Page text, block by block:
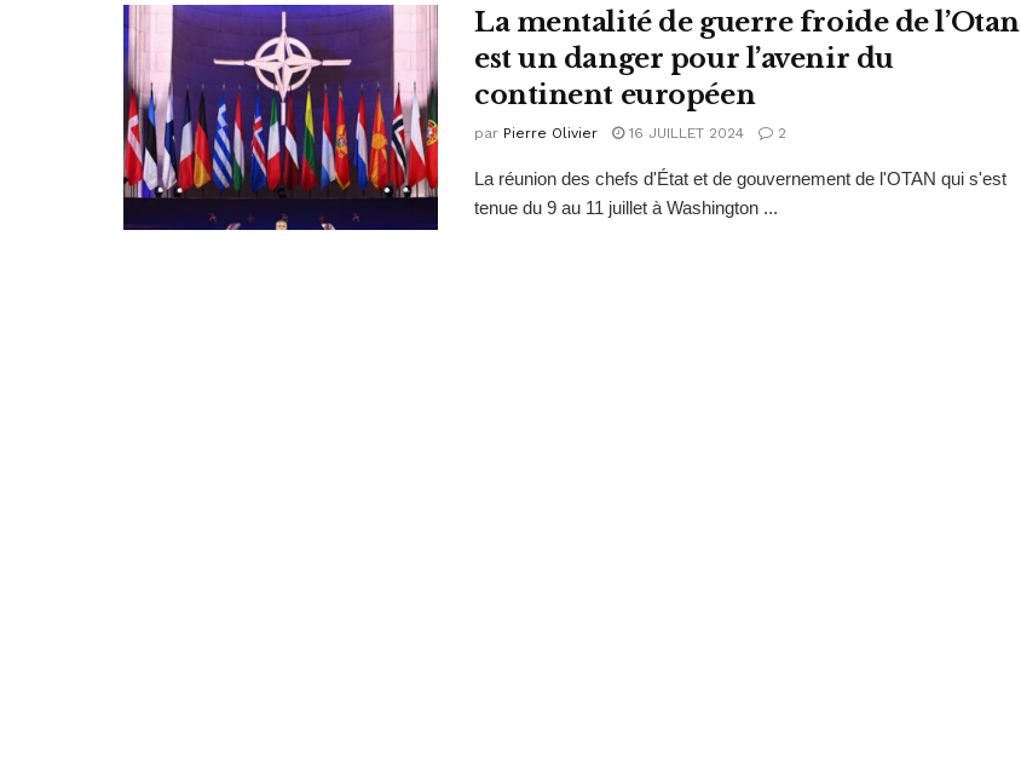
La mentalité de guerre froide de l’Otan
est un danger pour l’avenir du
continent européen
par Pierre Olivier 16 JUILLET 2024 2
La réunion des chefs d'État et de gouvernement de l'OTAN qui s'est
tenue du 9 au 11 juillet à Washington ...